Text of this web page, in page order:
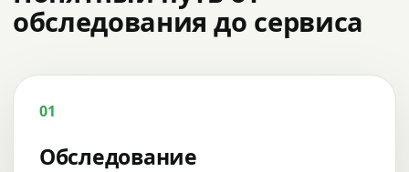
обследования до сервиса
01
Обследование